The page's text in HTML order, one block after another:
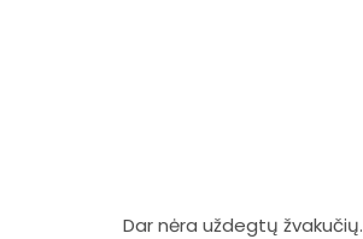
Dar nėra uždegtų žvakučių.